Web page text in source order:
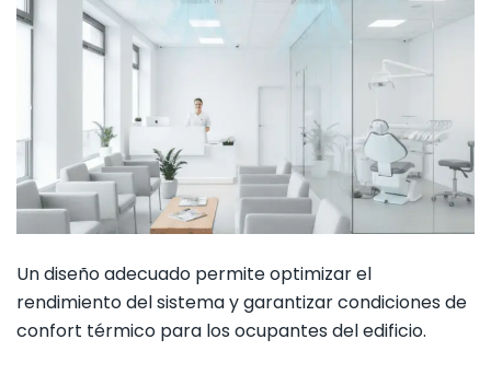
Un diseño adecuado permite optimizar el
rendimiento del sistema y garantizar condiciones de
confort térmico para los ocupantes del edificio.